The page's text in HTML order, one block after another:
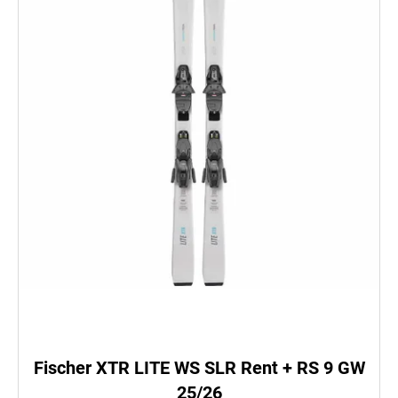
Fischer XTR LITE WS SLR Rent + RS 9 GW
25/26